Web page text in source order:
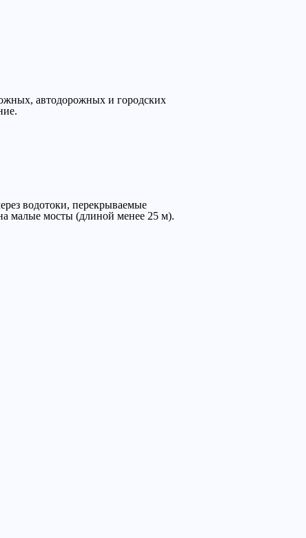
автодорожных и городских
водотоки, перекрываемые
малые мосты (длиной менее 25 м).